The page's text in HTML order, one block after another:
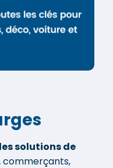
solutions de
commerçants,